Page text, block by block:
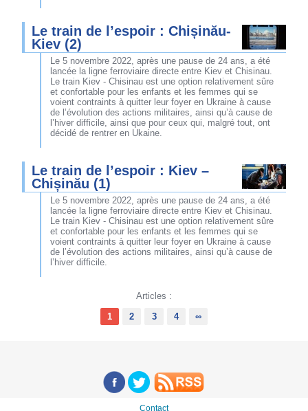
Le train de l’espoir : Chișinău-
Kiev (2)
Le 5 novembre 2022, après une pause de 24 ans, a été
lancée la ligne ferroviaire directe entre Kiev et Chisinau.
Le train Kiev - Chisinau est une option relativement sûre
et confortable pour les enfants et les femmes qui se
voient contraints à quitter leur foyer en Ukraine à cause
de l’évolution des actions militaires, ainsi qu’à cause de
l’hiver difficile, ainsi que pour ceux qui, malgré tout, ont
décidé de rentrer en Ukaine.
Le train de l’espoir : Kiev –
Chișinău (1)
Le 5 novembre 2022, après une pause de 24 ans, a été
lancée la ligne ferroviaire directe entre Kiev et Chisinau.
Le train Kiev - Chisinau est une option relativement sûre
et confortable pour les enfants et les femmes qui se
voient contraints à quitter leur foyer en Ukraine à cause
de l’évolution des actions militaires, ainsi qu’à cause de
l’hiver difficile.
Articles :
1 2 3 4 ∞
Contact